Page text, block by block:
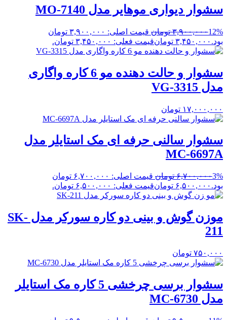
سشوار دیواری موهایر مدل MO-7140
12%۳,۹۰۰,۰۰۰ تومان
قیمت اصلی: ۳,۹۰۰,۰۰۰ تومان
بود. ۳,۴۵۰,۰۰۰ تومانقیمت فعلی: ۳,۴۵۰,۰۰۰ تومان.
سشوار و حالت دهنده مو 6 کاره واگاری
مدل VG-3315
۱۷,۰۰۰,۰۰۰ تومان
سشوار سالنی حرفه ای مک استایلر مدل
MC-6697A
3%۶,۷۰۰,۰۰۰ تومان
قیمت اصلی: ۶,۷۰۰,۰۰۰ تومان
بود. ۶,۵۰۰,۰۰۰ تومانقیمت فعلی: ۶,۵۰۰,۰۰۰ تومان.
موزن گوش و بینی دو کاره سورکر مدل SK-
211
۷۵۰,۰۰۰ تومان
سشوار برسی چرخشی 5 کاره مک استایلر
مدل MC-6730